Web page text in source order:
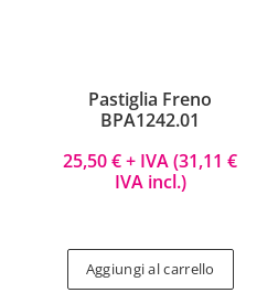
Pastiglia Freno
BPA1242.01
25,50€+ IVA (31,11€
IVA incl.)
Aggiungi al carrello